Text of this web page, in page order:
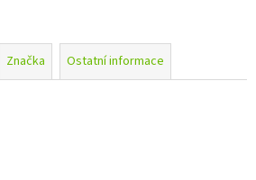
Značka Ostatní informace